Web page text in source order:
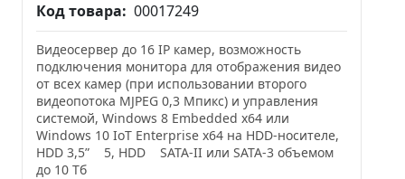
Код товара: 00017249
Видеосервер до 16 IP камер, возможность
подключения монитора для отображения видео
от всех камер (при использовании второго
видеопотока MJPEG 0,3 Мпикс) и управления
системой, Windows 8 Embedded x64 или
Windows 10 IoT Enterprise x64 на HDD-носителе,
HDD 3,5” 5, HDD SATA-II или SATA-3 объемом
до 10 Тб